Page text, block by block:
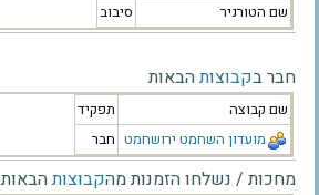
שם הטורניר סיבוב
חבר בקבוצותהבאות
שם קבוצה
תפקיד
מועדון השחמט ירושחמט חבר
מחכות / נשלחו הזמנות מהקבוצותהבאות